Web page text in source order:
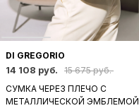
DI GREGORIO
14 108 руб.
15 675 руб.
СУМКА ЧЕРЕЗ ПЛЕЧО С
МЕТАЛЛИЧЕСКОЙ ЭМБЛЕМОЙ